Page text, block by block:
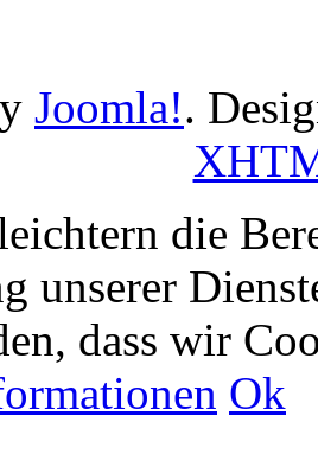
Joomla!.
die
unserer
dass wir
Ok